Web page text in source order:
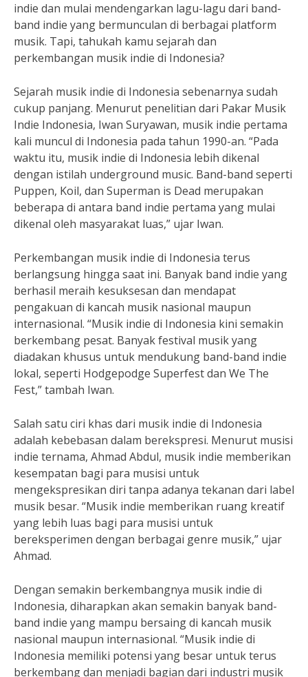
indie dan mulai mendengarkan lagu-lagu dari band-
band indie yang bermunculan di berbagai platform
musik. Tapi, tahukah kamu sejarah dan
perkembangan musik indie di Indonesia?
Sejarah musik indie di Indonesia sebenarnya sudah
cukup panjang. Menurut penelitian dari Pakar Musik
Indie Indonesia, Iwan Suryawan, musik indie pertama
kali muncul di Indonesia pada tahun 1990-an. “Pada
waktu itu, musik indie di Indonesia lebih dikenal
dengan istilah underground music. Band-band seperti
Puppen, Koil, dan Superman is Dead merupakan
beberapa di antara band indie pertama yang mulai
dikenal oleh masyarakat luas,” ujar Iwan.
Perkembangan musik indie di Indonesia terus
berlangsung hingga saat ini. Banyak band indie yang
berhasil meraih kesuksesan dan mendapat
pengakuan di kancah musik nasional maupun
internasional. “Musik indie di Indonesia kini semakin
berkembang pesat. Banyak festival musik yang
diadakan khusus untuk mendukung band-band indie
lokal, seperti Hodgepodge Superfest dan We The
Fest,” tambah Iwan.
Salah satu ciri khas dari musik indie di Indonesia
adalah kebebasan dalam berekspresi. Menurut musisi
indie ternama, Ahmad Abdul, musik indie memberikan
kesempatan bagi para musisi untuk
mengekspresikan diri tanpa adanya tekanan dari label
musik besar. “Musik indie memberikan ruang kreatif
yang lebih luas bagi para musisi untuk
bereksperimen dengan berbagai genre musik,” ujar
Ahmad.
Dengan semakin berkembangnya musik indie di
Indonesia, diharapkan akan semakin banyak band-
band indie yang mampu bersaing di kancah musik
nasional maupun internasional. “Musik indie di
Indonesia memiliki potensi yang besar untuk terus
berkembang dan menjadi bagian dari industri musik